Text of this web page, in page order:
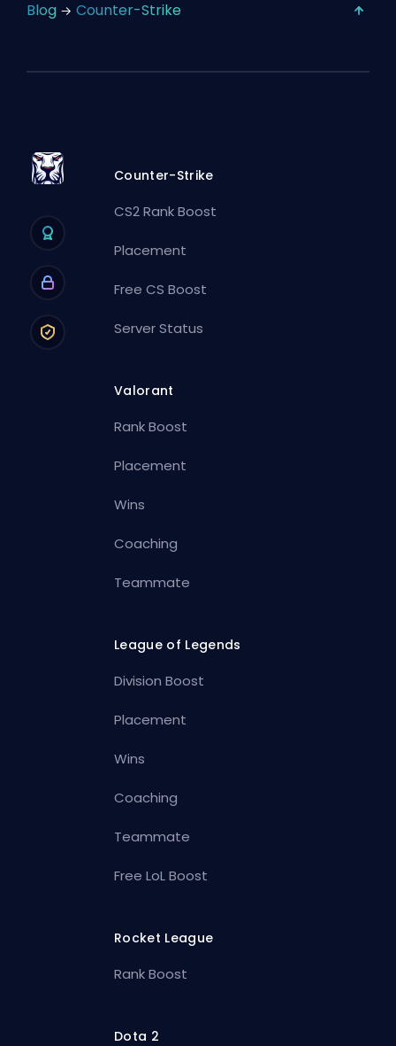
Blog Counter-Strike
Counter-Strike
CS2 Rank Boost
Placement
Free CS Boost
Server Status
Valorant
Rank Boost
Placement
Wins
Coaching
Teammate
League of Legends
Division Boost
Placement
Wins
Coaching
Teammate
Free LoL Boost
Rocket League
Rank Boost
Dota 2